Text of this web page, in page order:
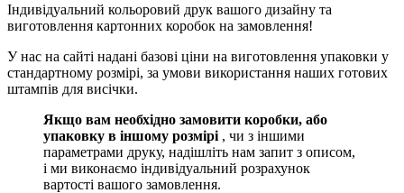
Індивідуальний кольоровий друк вашого дизайну та
виготовлення картонних коробок на замовлення!
У нас на сайті надані базові ціни на виготовлення упаковки у
стандартному розмірі, за умови використання наших готових
штампів для висічки.
Якщо вам необхідно замовити коробки, або
упаковку в іншому розмірі , чи з іншими
параметрами друку, надішліть нам запит з описом,
і ми виконаємо індивідуальний розрахунок
вартості вашого замовлення.